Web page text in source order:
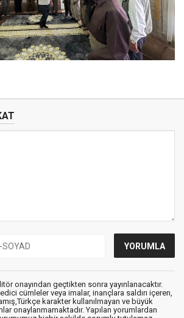
onayından geçtikten sonra yayınlanacaktır.
cümleler veya imalar, inançlara saldırı içeren,
karakter kullanılmayan ve büyük
onaylanmamaktadır. Yapılan yorumlardan